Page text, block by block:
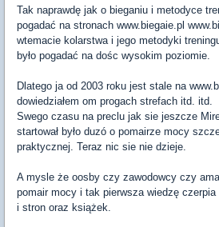
Tak naprawdę jak o bieganiu i metodyce
pogadać na stronach www.biegaie.pl
wtemacie kolarstwa i jego metodyki
było pogadać na dośc wysokim poziomie.
Dlatego ja od 2003 roku jest stale na
dowiedziałem om progach strefach itd. itd.
Swego czasu na preclu jak sie jeszcze
startował było duzó o pomairze mocy
praktycznej. Teraz nic sie nie dzieje.
A mysle że oosby czy zawodowcy czy
pomair mocy i tak pierwsza wiedzę
i stron oraz książek.